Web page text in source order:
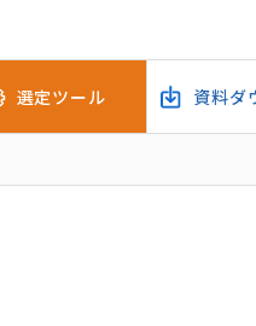
選定ツール 資料ダ